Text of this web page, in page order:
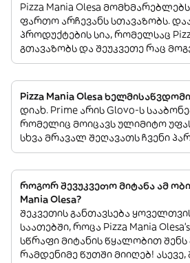
Pizza Mania Olesa
ფართო არჩევანს სთავაზობს.
პროდუქტების სია, რომელსაც
გთავაზობს და შეუკვეთე რაც
Pizza Mania Olesa
დიახ. Prime არის Glovo-ს
რომელიც მოიცავს ულიმიტო
სხვა მრავალ შეღავათს ჩვენი
როგორ შევუკვეთო მიტანა ამ
Mania Olesa?
შეკვეთის განთავსება
საათებში, როცა Pizza Mania
სწრაფი მიტანის წყალობით შენს
რამდენიმე წუთში მიიღებ!